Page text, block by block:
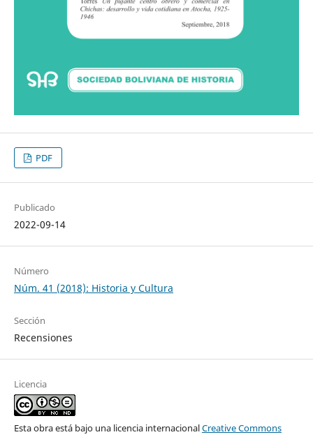
PDF
Publicado
2022-09-14
Número
Núm. 41 (2018): Historia y Cultura
Sección
Recensiones
Licencia
Esta obra está bajo una licencia internacionalCreative Commons